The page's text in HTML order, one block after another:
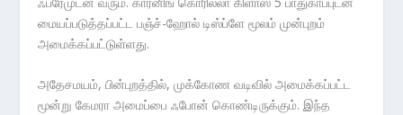
மையப்படுத்தப்பட்ட பஞ்ச்-ஹோல் டிஸ்ப்ளே மூலம் முன்புறம்
அமைக்கப்பட்டுள்ளது.
அதேசமயம், பின்புறத்தில், முக்கோண வடிவில் அமைக்கப்பட்ட
மூன்று கேமரா அமைப்பை ஃபோன் கொண்டிருக்கும். இந்த